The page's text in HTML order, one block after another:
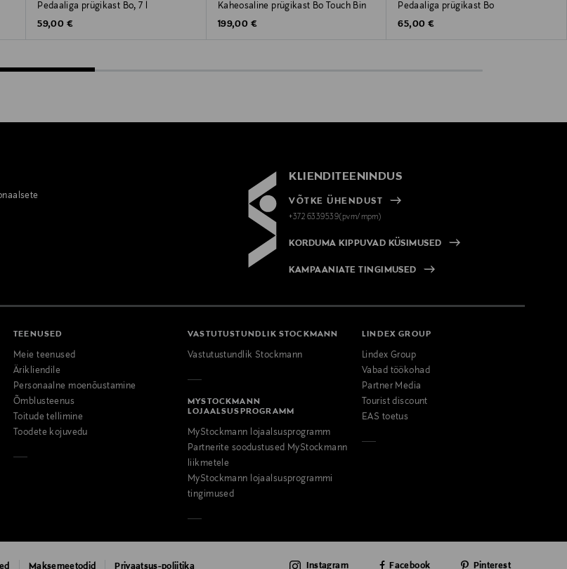
Pedaaliga prügikast Bo, 7 l
Original Price
59,00 €
Kaheosaline prügikast Bo Touch Bin
Original Price
199,00 €
Pedaaliga prügikast Bo
Original Price
65,00 €
KLIENDITEENINDUS
VÕTKE ÜHENDUST
+372 6339539(pvm/mpm)
KORDUMA KIPPUVAD KÜSIMUSED
KAMPAANIATE TINGIMUSED
TEENUSED
Meie teenused
Ärikliendile
Personaalne moenõustamine
Õmblusteenus
Toitude tellimine
Toodete kojuvedu
VASTUTUSTUNDLIK STOCKMANN
Vastutustundlik Stockmann
MYSTOCKMANN
LOJAALSUSPROGRAMM
MyStockmann lojaalsusprogramm
Partnerite soodustused MyStockmann
liikmetele
MyStockmann lojaalsusprogrammi
tingimused
LINDEX GROUP
Lindex Group
Vabad töökohad
Partner Media
Tourist discount
EAS toetus
Maksemeetodid Privaatsus-poliitika Instagram Facebook Pinterest